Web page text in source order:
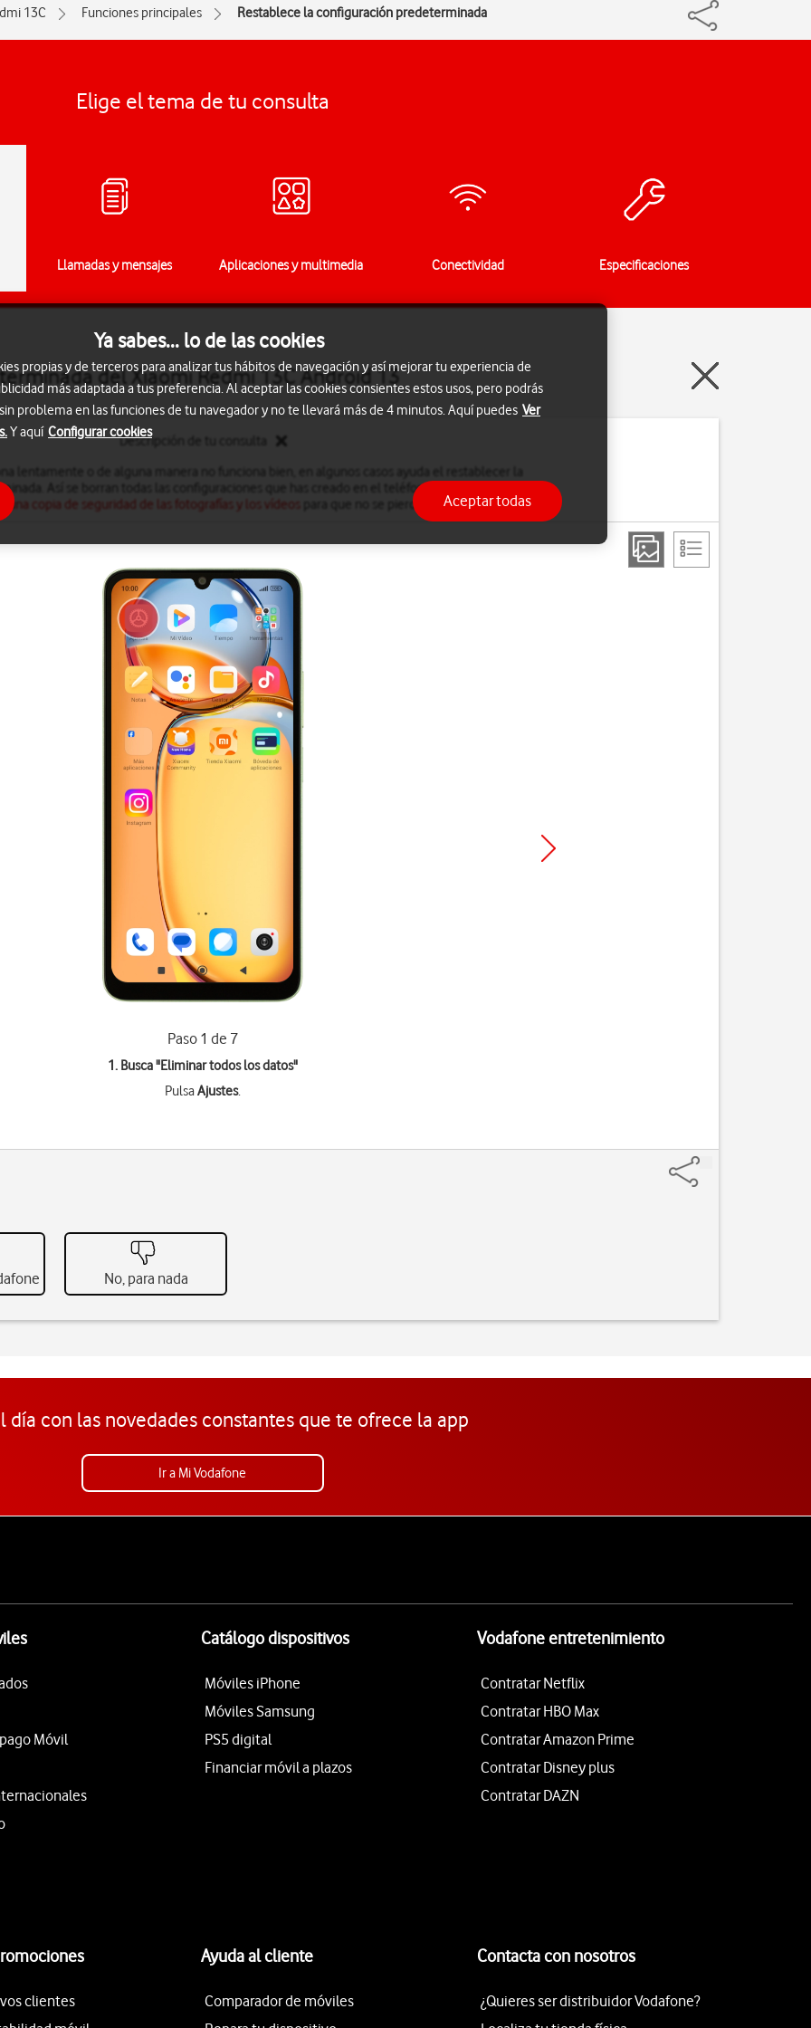
13C Funciones principales Restablece la configuración predeterminada
Elige el tema de tu consulta
Llamadas y mensajes Aplicaciones y multimedia Conectividad Especificaciones
del Xiaomi Redmi 13C Android 13
Descripción de tu consulta
Así se borran todas las configuraciones que has creado en el teléfono. Es recomendable
una copia de seguridad de las fotografías y los vídeos
para que no se pierdan.
Paso 1 de 7
1. Busca "Eliminar todos los datos"
PulsaAjustes.
No, para nada
día con las novedades constantes que te ofrece la app
Ir a Mi Vodafone
Móvil
Catálogo dispositivos
Móviles iPhone
Móviles Samsung
PS5 digital
Financiar móvil a plazos
Vodafone entretenimiento
Contratar Netflix
Contratar HBO Max
Contratar Amazon Prime
Contratar Disney plus
Contratar DAZN
clientes
Ayuda al cliente
Comparador de móviles
Contacta con nosotros
¿Quieres ser distribuidor Vodafone?
Ya sabes... lo de las cookies
propias y de terceros para analizar tus hábitos de navegación y así mejorar tu experiencia de
más adaptada a tus preferencia. Al aceptar las cookies consientes estos usos, pero podrás
problema en las funciones de tu navegador y no te llevará más de 4 minutos. Aquí puedes Ver
Y aquí Configurar cookies
Aceptar todas